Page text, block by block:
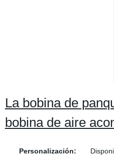
La bobina de
bobina de aire
Personalización: